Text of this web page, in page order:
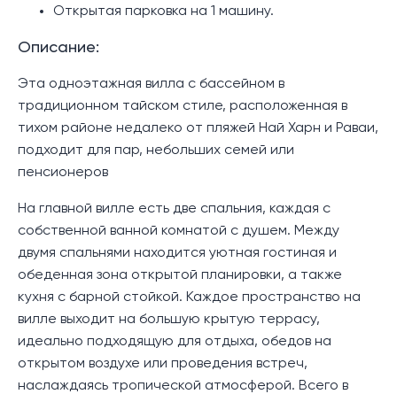
Открытая парковка на 1 машину.
Описание:
Эта одноэтажная вилла с бассейном в
традиционном тайском стиле, расположенная в
тихом районе недалеко от пляжей Най Харн и Раваи,
подходит для пар, небольших семей или
пенсионеров
На главной вилле есть две спальния, каждая с
собственной ванной комнатой с душем. Между
двумя спальнями находится уютная гостиная и
обеденная зона открытой планировки, а также
кухня с барной стойкой. Каждое пространство на
вилле выходит на большую крытую террасу,
идеально подходящую для отдыха, обедов на
открытом воздухе или проведения встреч,
наслаждаясь тропической атмосферой. Всего в